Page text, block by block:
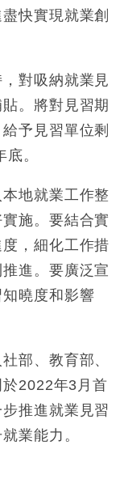
快實現就業創
對吸納就業見
。將對見習期
予見習單位剩
。
地就業工作整
施。要結合實
，細化工作措
進。要廣泛宣
曉度和影響
部、教育部、
2022年3月首
推進就業見習
業能力。